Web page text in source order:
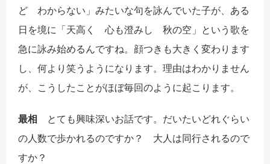
ど わからない」みたいな句を詠んでいた子が、ある
日を境に「天高く 心も澄みし 秋の空」という歌を
急に詠み始めるんですね。顔つきも大きく変わります
し、何より笑うようになります。理由はわかりません
が、こうしたことがほぼ毎回のように起こります。
最相 とても興味深いお話です。だいたいどれぐらい
の人数で歩かれるのですか？ 大人は同行されるので
すか？